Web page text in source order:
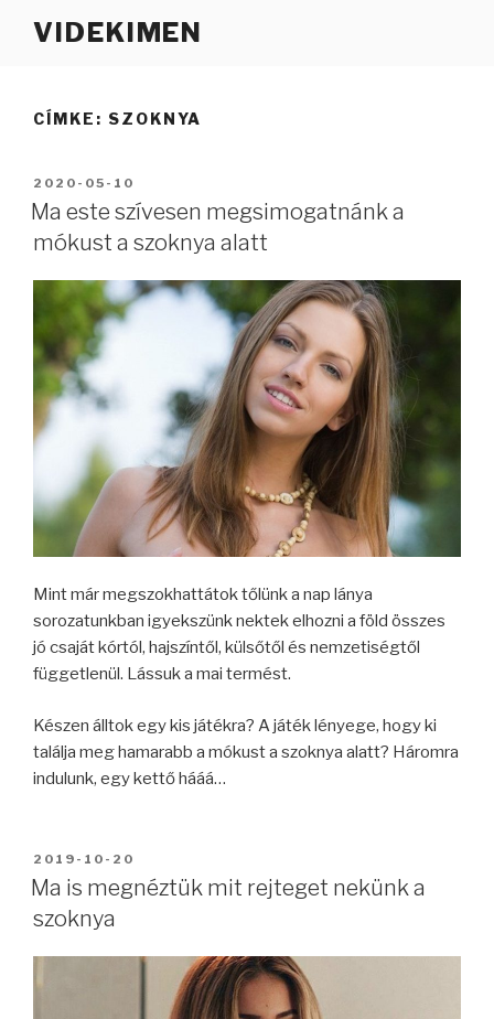
VIDEKIMEN
CÍMKE: SZOKNYA
BEKÜLDVE:
2020-05-10
Ma este szívesen megsimogatnánk a
mókust a szoknya alatt
Mint már megszokhattátok tőlünk a nap lánya
sorozatunkban igyekszünk nektek elhozni a föld összes
jó csaját kórtól, hajszíntől, külsőtől és nemzetiségtől
függetlenül. Lássuk a mai termést.
Készen álltok egy kis játékra? A játék lényege, hogy ki
találja meg hamarabb a mókust a szoknya alatt? Háromra
indulunk, egy kettő hááá…
BEKÜLDVE:
2019-10-20
Ma is megnéztük mit rejteget nekünk a
szoknya